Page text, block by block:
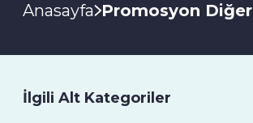
Anasayfa Promosyon Diğer
İlgili Alt Kategoriler